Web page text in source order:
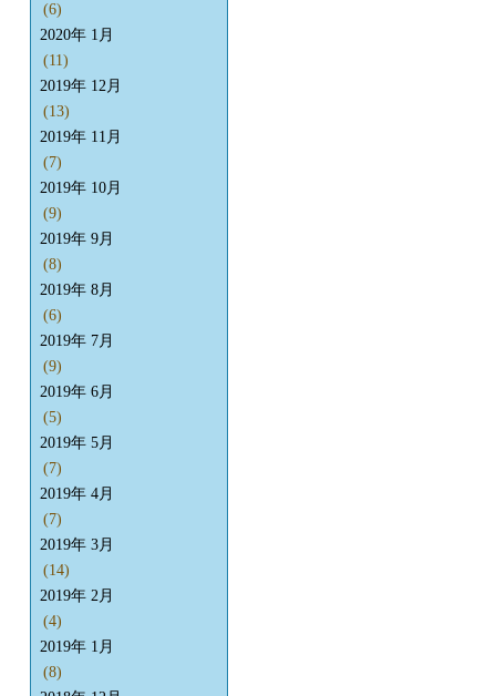
(6)
2020年 1月
(11)
2019年 12月
(13)
2019年 11月
(7)
2019年 10月
(9)
2019年 9月
(8)
2019年 8月
(6)
2019年 7月
(9)
2019年 6月
(5)
2019年 5月
(7)
2019年 4月
(7)
2019年 3月
(14)
2019年 2月
(4)
2019年 1月
(8)